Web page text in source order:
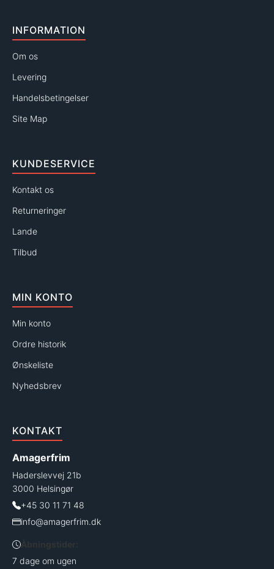
INFORMATION
Om os
Levering
Handelsbetingelser
Site Map
KUNDESERVICE
Kontakt os
Returneringer
Lande
Tilbud
MIN KONTO
Min konto
Ordre historik
Ønskeliste
Nyhedsbrev
KONTAKT
Amagerfrim
Haderslevvej 21b
3000 Helsingør
+45 30 11 71 48
info@amagerfrim.dk
Åbningstider:
7 dage om ugen